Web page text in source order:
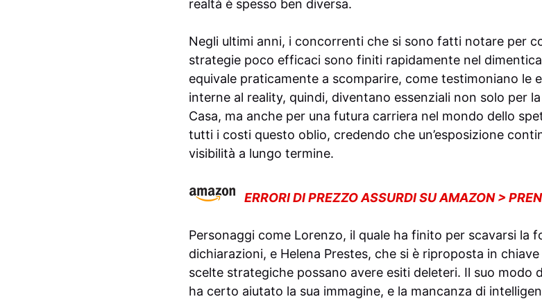
realtà è spesso ben diversa.
Negli ultimi anni, i concorrenti che si sono fatti notare per
strategie poco efficaci sono finiti rapidamente nel
equivale praticamente a scomparire, come testimoniano le
interne al reality, quindi, diventano essenziali non solo per
Casa, ma anche per una futura carriera nel mondo dello
tutti i costi questo oblio, credendo che un’esposizione
visibilità a lungo termine.
ERRORI DI PREZZO ASSURDI SU AMAZON >
Personaggi come Lorenzo, il quale ha finito per scavarsi la
dichiarazioni, e Helena Prestes, che si è riproposta in
scelte strategiche possano avere esiti deleteri. Il suo modo
ha certo aiutato la sua immagine, e la mancanza di